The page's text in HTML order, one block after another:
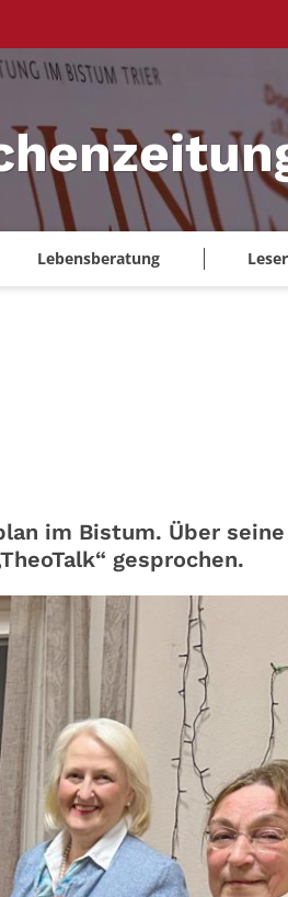
Lebensberatung
im Bistum. Über seine
gesprochen.